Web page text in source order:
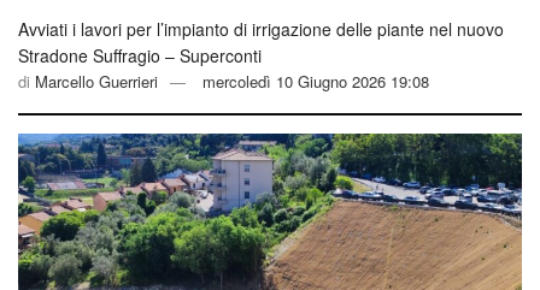
Avviati i lavori per l’impianto di irrigazione delle piante nel nuovo
Stradone Suffragio – Superconti
di Marcello Guerrieri mercoledì 10 Giugno 2026 19:08